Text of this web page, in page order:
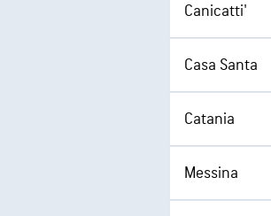
Canicatti'
Casa Santa
Catania
Messina